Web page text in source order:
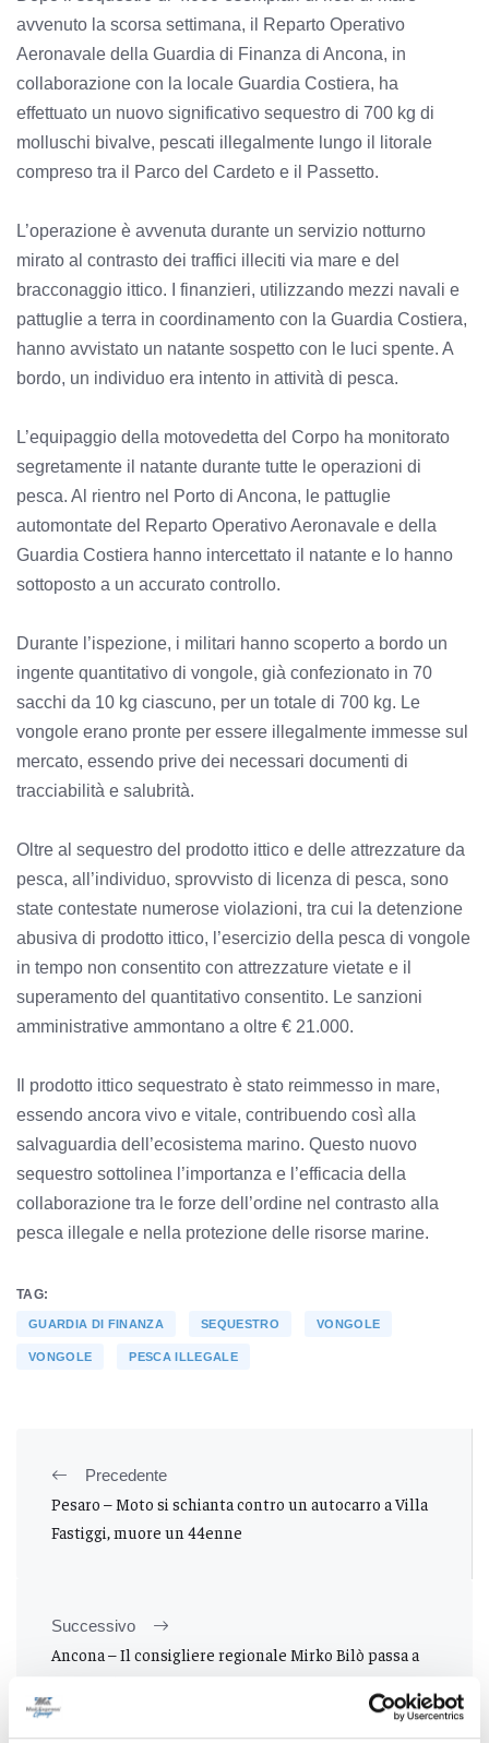
avvenuto la scorsa settimana, il Reparto Operativo
Aeronavale della Guardia di Finanza di Ancona, in
collaborazione con la locale Guardia Costiera, ha
effettuato un nuovo significativo sequestro di 700 kg di
molluschi bivalve, pescati illegalmente lungo il litorale
compreso tra il Parco del Cardeto e il Passetto.
L’operazione è avvenuta durante un servizio notturno
mirato al contrasto dei traffici illeciti via mare e del
bracconaggio ittico. I finanzieri, utilizzando mezzi navali e
pattuglie a terra in coordinamento con la Guardia Costiera,
hanno avvistato un natante sospetto con le luci spente. A
bordo, un individuo era intento in attività di pesca.
L’equipaggio della motovedetta del Corpo ha monitorato
segretamente il natante durante tutte le operazioni di
pesca. Al rientro nel Porto di Ancona, le pattuglie
automontate del Reparto Operativo Aeronavale e della
Guardia Costiera hanno intercettato il natante e lo hanno
sottoposto a un accurato controllo.
Durante l’ispezione, i militari hanno scoperto a bordo un
ingente quantitativo di vongole, già confezionato in 70
sacchi da 10 kg ciascuno, per un totale di 700 kg. Le
vongole erano pronte per essere illegalmente immesse sul
mercato, essendo prive dei necessari documenti di
tracciabilità e salubrità.
Oltre al sequestro del prodotto ittico e delle attrezzature da
pesca, all’individuo, sprovvisto di licenza di pesca, sono
state contestate numerose violazioni, tra cui la detenzione
abusiva di prodotto ittico, l’esercizio della pesca di vongole
in tempo non consentito con attrezzature vietate e il
superamento del quantitativo consentito. Le sanzioni
amministrative ammontano a oltre € 21.000.
Il prodotto ittico sequestrato è stato reimmesso in mare,
essendo ancora vivo e vitale, contribuendo così alla
salvaguardia dell’ecosistema marino. Questo nuovo
sequestro sottolinea l’importanza e l’efficacia della
collaborazione tra le forze dell’ordine nel contrasto alla
pesca illegale e nella protezione delle risorse marine.
TAG:
GUARDIA DI FINANZA SEQUESTRO VONGOLE
VONGOLE PESCA ILLEGALE
Precedente
Pesaro – Moto si schianta contro un autocarro a Villa
Fastiggi, muore un 44enne
Successivo
Ancona – Il consigliere regionale Mirko Bilò passa a